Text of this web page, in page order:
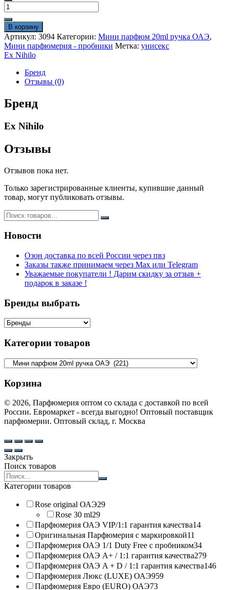
Количество
товара
Пробники
духов
20ml
Ex
Nihilo
"Lust
Paradise"
унисекс
ОАЭ
В корзину
Артикул: 3094 Категории: Мини парфюм 20ml ручка ОАЭ,
Мини парфюмерия - пробники Метка: унисекс
Ex Nihilo
Бренд
Отзывы (0)
Бренд
Ex Nihilo
Отзывы
Отзывов пока нет.
Только зарегистрированные клиенты, купившие данный
товар, могут публиковать отзывы.
Новости
Озон доставка по всей России через пвз
Заказы также принимаем через Max или Telegram
Уважаемые покупатели ! Дарим скидку за отзыв +
подарок в заказе !
Бренды выбрать
Категории товаров
Корзина
© 2026, Парфюмерия оптом со склада с доставкой по всей
России. Евромаркет - всегда выгодно! Оптовый поставщик
парфюмерии. Оптовый склад, г. Москва
Закрыть
Поиск товаров
Search
products:
Категории товаров
Rose original ОАЭ29
Rose 30 ml29
Парфюмерия ОАЭ VIP/1:1 гарантия качества14
Оригинальная Парфюмерия с маркировкой11
Парфюмерия ОАЭ 1/1 Duty Free с пробником34
Парфюмерия ОАЭ A+ / 1:1 гарантия качества279
Парфюмерия ОАЭ A + D / 1:1 гарантия качества146
Парфюмерия Люкс (LUXE) ОАЭ959
Парфюмерия Евро (EURO) ОАЭ73